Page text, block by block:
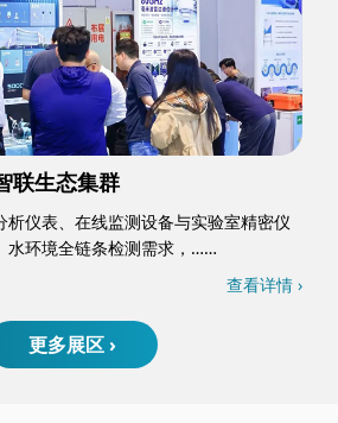
联生态集群
析仪表、在线监测设备与实验室精密仪
水环境全链条检测需求，……
查看详情 ›
更多展区 ›